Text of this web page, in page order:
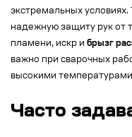
экстремальных условиях.
надежную защиту рук от
пламени, искр и брызг
важно при сварочных
высокими
Часто